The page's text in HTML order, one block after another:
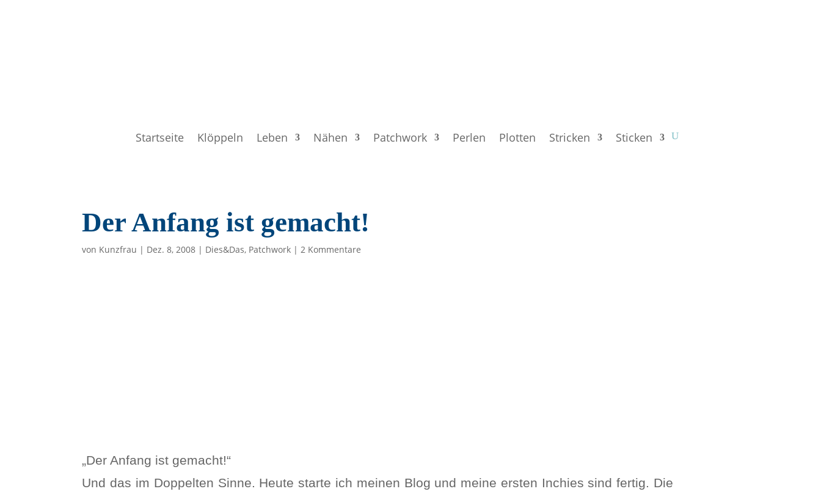
Startseite Klöppeln Leben Nähen Patchwork Perlen Plotten Stricken Sticken
Der Anfang ist gemacht!
von Kunzfrau | Dez. 8, 2008 | Dies&Das, Patchwork | 2 Kommentare
„Der Anfang ist gemacht!“
Und das im Doppelten Sinne. Heute starte ich meinen Blog und meine ersten Inchies sind fertig. Die